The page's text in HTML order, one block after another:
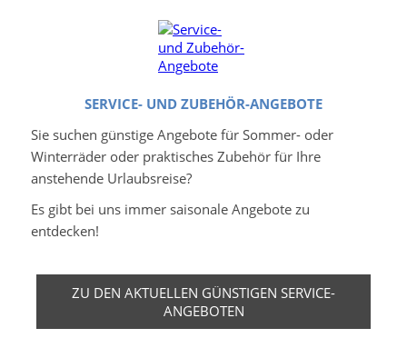
SERVICE- UND ZUBEHÖR-ANGEBOTE
Sie suchen günstige Angebote für Sommer- oder
Winterräder oder praktisches Zubehör für Ihre
anstehende Urlaubsreise?
Es gibt bei uns immer saisonale Angebote zu
entdecken!
ZU DEN AKTUELLEN GÜNSTIGEN SERVICE-
ANGEBOTEN